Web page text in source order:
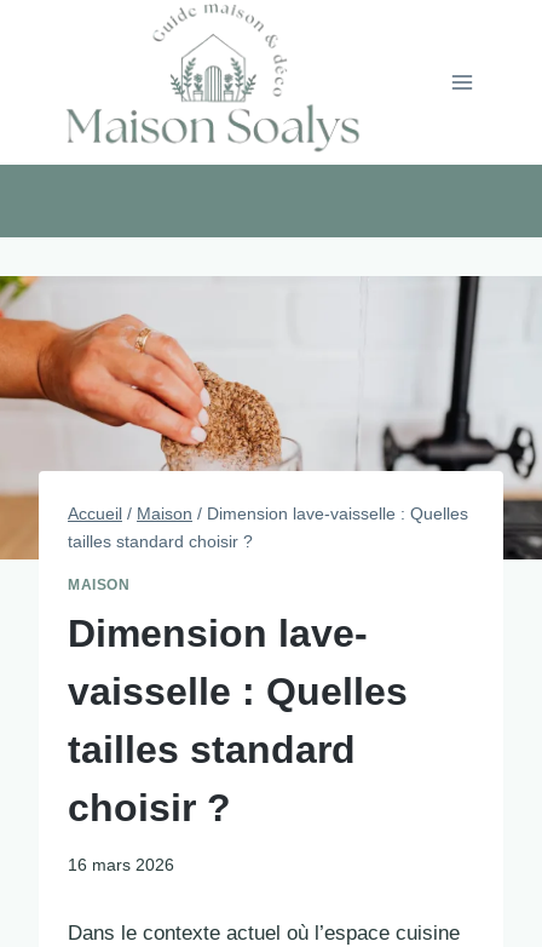
Accueil / Maison / Dimension lave-vaisselle : Quelles
tailles standard choisir ?
MAISON
Dimension lave-
vaisselle : Quelles
tailles standard
choisir ?
16 mars 2026
Dans le contexte actuel où l’espace cuisine